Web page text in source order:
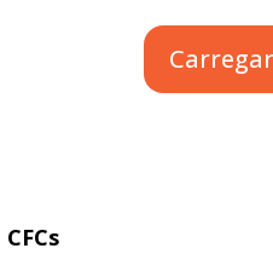
Carregar
CFCs